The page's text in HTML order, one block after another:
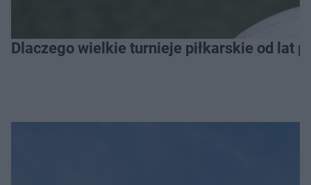
Dlaczego wielkie turnieje piłkarskie od lat